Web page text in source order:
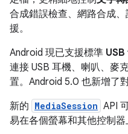
合成錯誤檢查、網路合成
援。
Android 現已支援標準 USB
連接 USB 耳機、喇叭、麥
置。Android 5.0 也新增了
新的 MediaSession API
易在各個螢幕和其他控制器